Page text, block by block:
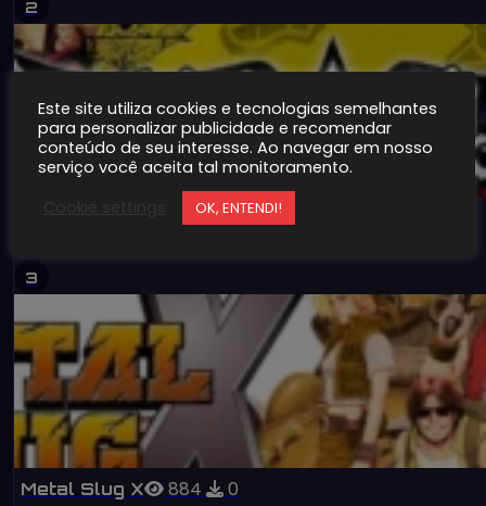
2
Garou Mark of the Wolves
3
Metal Slug X 884 0
Este site utiliza cookies e tecnologias semelhantes
para personalizar publicidade e recomendar
conteúdo de seu interesse. Ao navegar em nosso
serviço você aceita tal monitoramento.
OK, ENTENDI!